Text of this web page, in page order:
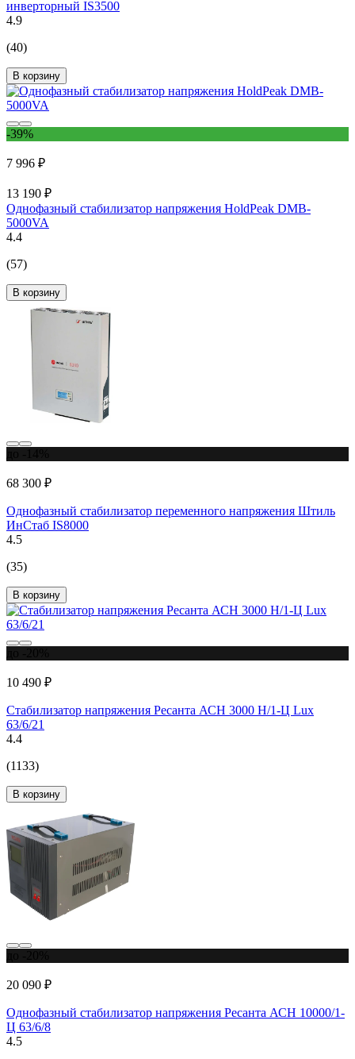
инверторный IS3500
4.9
(40)
В корзину
-39%
7 996 ₽
13 190 ₽
Однофазный стабилизатор напряжения HoldPeak DMB-
5000VA
4.4
(57)
В корзину
68 300 ₽
Однофазный стабилизатор переменного напряжения Штиль
ИнСтаб IS8000
4.5
(35)
В корзину
10 490 ₽
Стабилизатор напряжения Ресанта АСН 3000 Н/1-Ц Lux
63/6/21
4.4
(1133)
В корзину
20 090 ₽
Однофазный стабилизатор напряжения Ресанта АСН 10000/1-
Ц 63/6/8
4.5